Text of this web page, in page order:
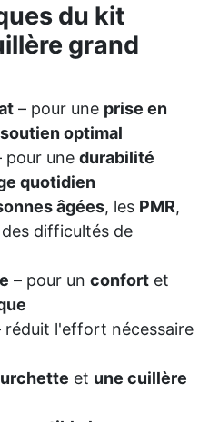
du kit
grand
– pour une prise en
soutien optimal
pour une durabilité
quotidien
âgées, les PMR,
difficultés de
– pour un confort et
réduit l'effort nécessaire
et une cuillère